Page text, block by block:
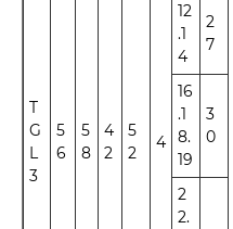
T
G
L
3
5
6
5
8
4
2
5
2
4
12
.1
4
2
7
16
.1
8.
19
3
0
2
2.